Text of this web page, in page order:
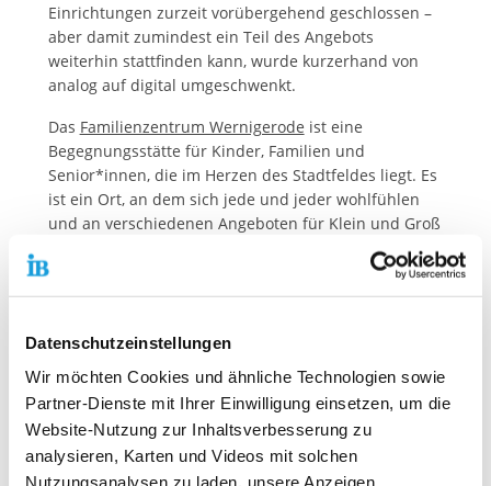
Datenschutzeinstellungen
Wir möchten Cookies und ähnliche Technologien sowie
Partner-Dienste mit Ihrer Einwilligung einsetzen, um die
Website-Nutzung zur Inhaltsverbesserung zu
analysieren, Karten und Videos mit solchen
Nutzungsanalysen zu laden, unsere Anzeigen
Einrichtungen zurzeit vorübergehend geschlossen –
aber damit zumindest ein Teil des Angebots
weiterhin stattfinden kann, wurde kurzerhand von
analog auf digital umgeschwenkt.
Das Familienzentrum Wernigerode ist eine
Begegnungsstätte für Kinder, Familien und
Senior*innen, die im Herzen des Stadtfeldes liegt. Es
ist ein Ort, an dem sich jede und jeder wohlfühlen
und an verschiedenen Angeboten für Klein und Groß
teilnehmen kann. Dabei legen die Mitarbeiter*innen
des IB großen Wert auf Kooperationen mit der Stadt,
Vereinen, Beratungsstellen, Kursleiter*innen und
normalerweise Freunde treffen, ihre Freizeit
individuell gestalten und ihren
naturwissenschaftlichen Interessen freien Lauf
lassen. Die vielfältigen Anregungen und